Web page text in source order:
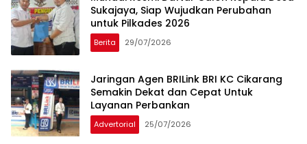
Sukajaya, Siap Wujudkan Perubahan
untuk Pilkades 2026
Berita 29/07/2026
Jaringan Agen BRILink BRI KC Cikarang
Semakin Dekat dan Cepat Untuk
Layanan Perbankan
Advertorial 25/07/2026